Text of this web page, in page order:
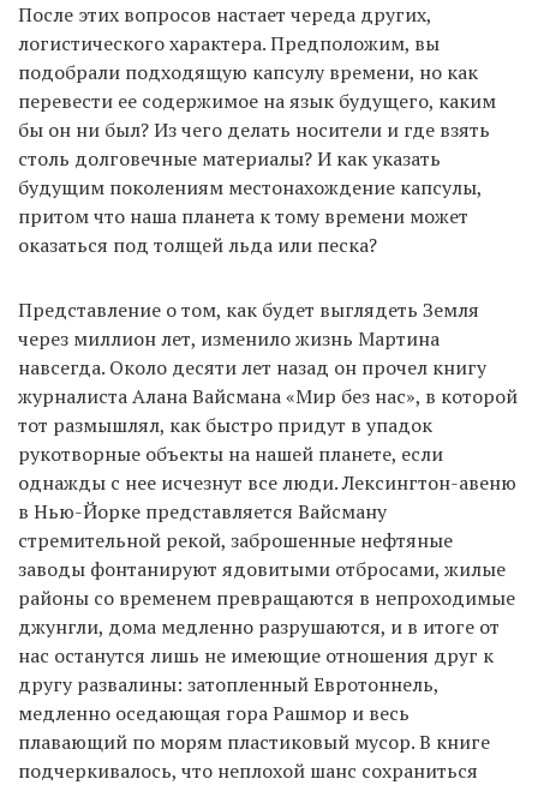
После этих вопросов настает череда других,
логистического характера. Предположим, вы
подобрали подходящую капсулу времени, но как
перевести ее содержимое на язык будущего, каким
бы он ни был? Из чего делать носители и где взять
столь долговечные материалы? И как указать
будущим поколениям местонахождение капсулы,
притом что наша планета к тому времени может
оказаться под толщей льда или песка?
Представление о том, как будет выглядеть Земля
через миллион лет, изменило жизнь Мартина
навсегда. Около десяти лет назад он прочел книгу
журналиста Алана Вайсмана «Мир без нас», в которой
тот размышлял, как быстро придут в упадок
рукотворные объекты на нашей планете, если
однажды с нее исчезнут все люди. Лексингтон-авеню
в Нью-Йорке представляется Вайсману
стремительной рекой, заброшенные нефтяные
заводы фонтанируют ядовитыми отбросами, жилые
районы со временем превращаются в непроходимые
джунгли, дома медленно разрушаются, и в итоге от
нас останутся лишь не имеющие отношения друг к
другу развалины: затопленный Евротоннель,
медленно оседающая гора Рашмор и весь
плавающий по морям пластиковый мусор. В книге
подчеркивалось, что неплохой шанс сохраниться